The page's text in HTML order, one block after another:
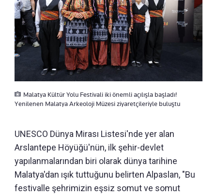
Malatya Kültür Yolu Festivali iki önemli açılışla başladı!
Yenilenen Malatya Arkeoloji Müzesi ziyaretçileriyle buluştu
UNESCO Dünya Mirası Listesi'nde yer alan
Arslantepe Höyüğü'nün, ilk şehir-devlet
yapılanmalarından biri olarak dünya tarihine
Malatya'dan ışık tuttuğunu belirten Alpaslan, "Bu
festivalle şehrimizin eşsiz somut ve somut